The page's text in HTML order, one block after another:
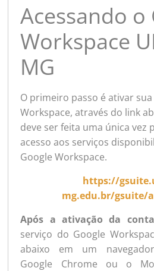
Acessando o
Workspace
MG
O primeiro passo é ativar
Workspace, através do link
deve ser feita uma única vez
acesso aos serviços
Google Workspace.
https://
mg.edu.br/gsuite/
Após a ativação da
serviço do Google
abaixo em um
Google Chrome ou o